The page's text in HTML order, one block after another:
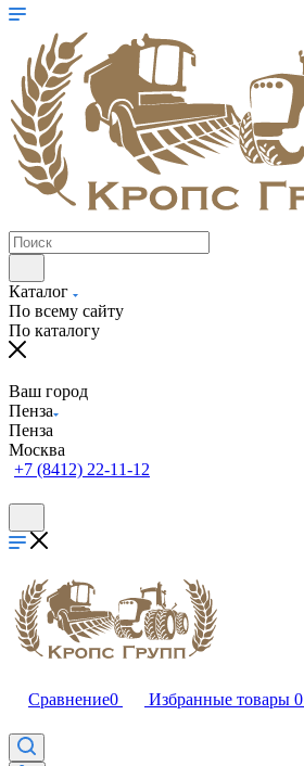
Каталог
По всему сайту
По каталогу
Ваш город
Пенза
Пенза
Москва
+7 (8412) 22-11-12
Сравнение0 Избранные товары 0